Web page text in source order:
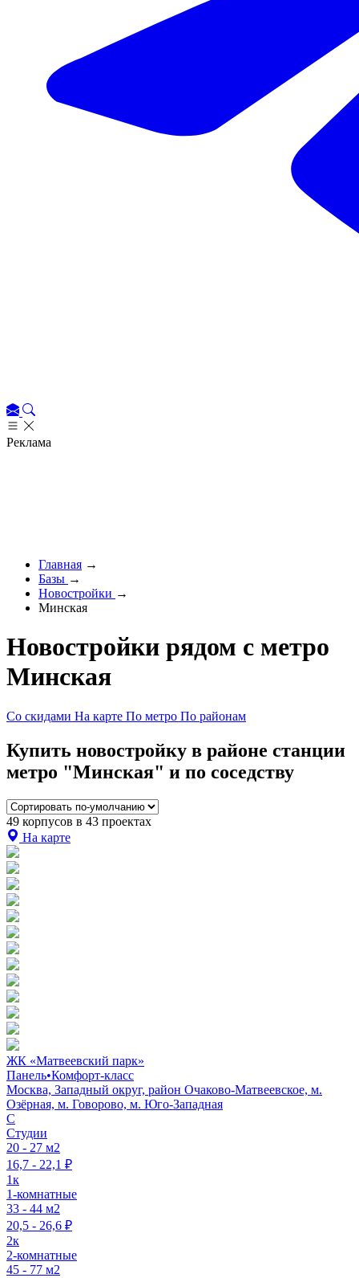
Реклама
Главная →
Базы →
Новостройки →
Минская
Новостройки рядом с метро
Минская
Со скидами На карте По метро По районам
Купить новостройку в районе станции
метро "Минская" и по соседству
49 корпусов в 43 проектах
На карте
ЖК «Матвеевский парк»
Панель•Комфорт-класс
Москва, Западный округ, район Очаково-Матвеевское, м.
Озёрная, м. Говорово, м. Юго-Западная
C
Студии
20 - 27 м2
16,7 - 22,1 ₽
1к
1-комнатные
33 - 44 м2
20,5 - 26,6 ₽
2к
2-комнатные
45 - 77 м2